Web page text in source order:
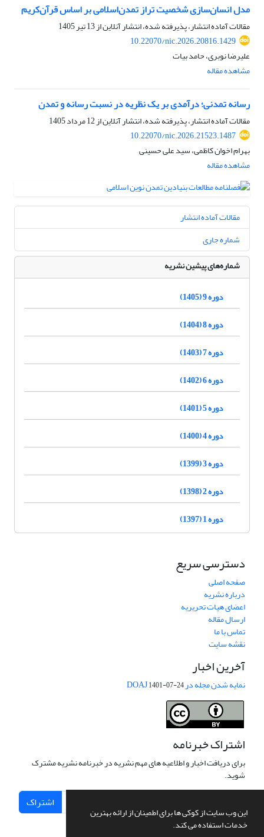
این وب سایت از کوکی ها برای اطمینان از ارائه بهترین
خدمات استفاده می کند.
مدل انسان‌سازی شخصیت تراز تمدن‌اسلامی بر اساس قرآن‌کریم
مقالات آماده انتشار، پذیرفته شده، انتشار آنلاین از13 تیر 1405
10.22070/nic.2026.20816.1429
علیرضا نوبری، حامد بیات
مشاهده مقاله
رسانه تمدنی؛ درآمدی بر یک نظریه در نسبت رسانه و تمدن
مقالات آماده انتشار، پذیرفته شده، انتشار آنلاین از12 مرداد 1405
10.22070/nic.2026.21523.1487
بهرام اخوان کاظمی، سید علی حسینی
مشاهده مقاله
مقالات آماده انتشار
شماره جاری
شماره‌های پیشین نشریه
دوره 9 (1405)
دوره 8 (1404)
دوره 7 (1403)
دوره 6 (1402)
دوره 5 (1401)
دوره 4 (1400)
دوره 3 (1399)
دوره 2 (1398)
دوره 1 (1397)
دسترسی سریع
صفحه اصلی
درباره نشریه
اعضای هیات تحریریه
ارسال مقاله
تماس با ما
نقشه سایت
آخرین اخبار
نمایه شدن مجله در DOAJ1401-07-24
اشتراک خبرنامه
برای دریافت اخبار و اطلاعیه های مهم نشریه در خبرنامه نشریه مشترک
شوید.
اشتراک